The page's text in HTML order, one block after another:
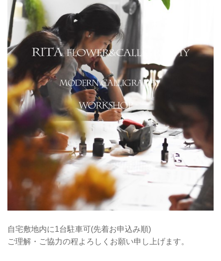
自宅敷地内に1台駐車可(先着お申込み順)
ご理解・ご協力の程よろしくお願い申し上げます。